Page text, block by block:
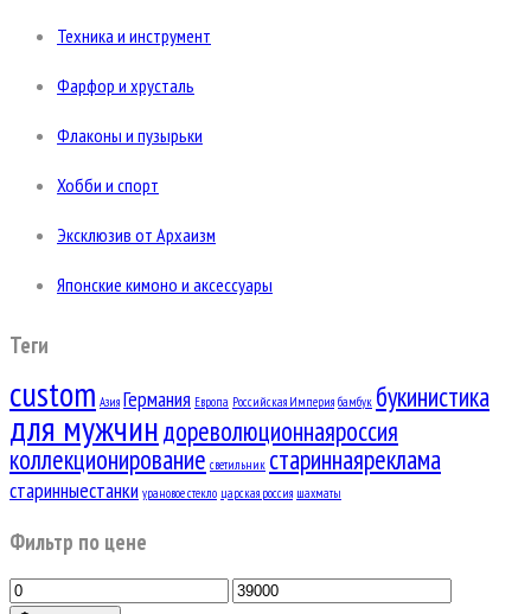
Техника и инструмент
Фарфор и хрусталь
Флаконы и пузырьки
Хобби и спорт
Эксклюзив от Архаизм
Японские кимоно и аксессуары
Теги
custom Азия Германия Европа Российская Империя бамбук букинистика
для мужчиндореволюционнаяроссия
коллекционирование светильник стариннаяреклама
старинныестанки урановое стекло царская россия шахматы
Фильтр по цене